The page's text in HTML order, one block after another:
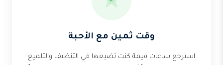
وقت ثمين مع الأحبة
استرجع ساعات قيمة كنت تضيعها في التنظيف والتلميع